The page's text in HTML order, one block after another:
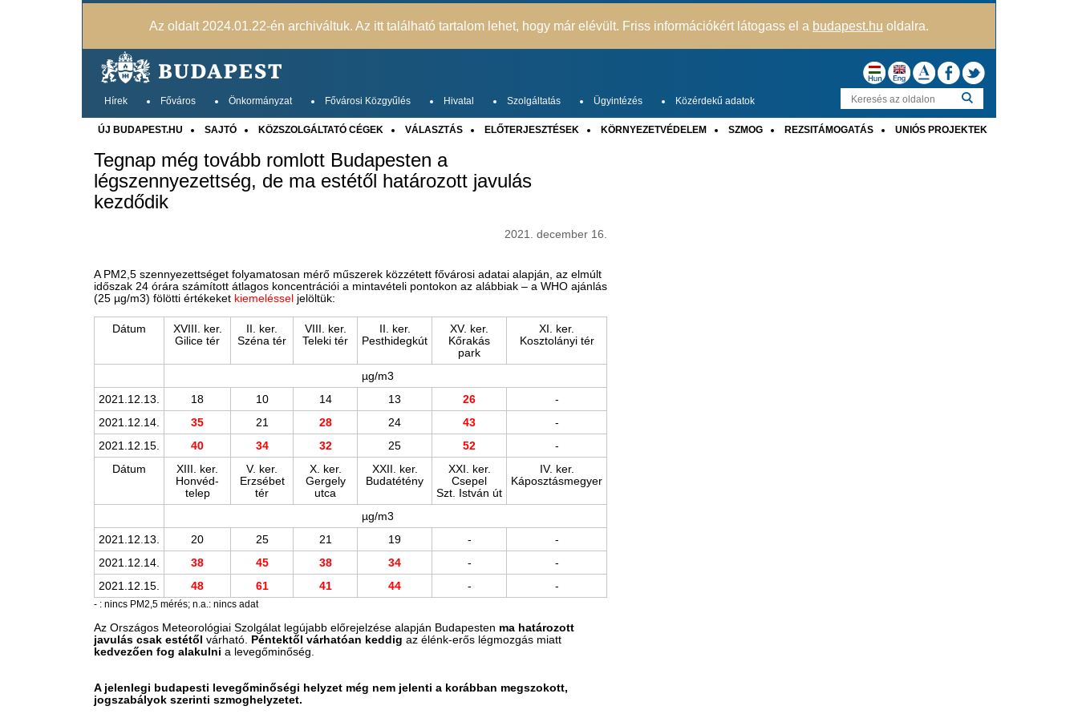
Az oldalt 2024.01.22-én archiváltuk. Az itt található tartalom lehet, hogy már elévült. Friss információkért látogass el a budapest.hu oldalra.
Hírek Főváros Önkormányzat Fővárosi Közgyűlés Hivatal Szolgáltatás Ügyintézés Közérdekű adatok
ÚJ BUDAPEST.HU SAJTÓ KÖZSZOLGÁLTATÓ CÉGEK VÁLASZTÁS ELŐTERJESZTÉSEK KÖRNYEZETVÉDELEM SZMOG REZSITÁMOGATÁS UNIÓS PROJEKTEK
Tegnap még tovább romlott Budapesten a
légszennyezettség, de ma estétől határozott javulás
kezdődik
2021. december 16.
A PM2,5 szennyezettséget folyamatosan mérő műszerek közzétett fővárosi adatai alapján, az elmúlt
időszak 24 órára számított átlagos koncentrációi a mintavételi pontokon az alábbiak – a WHO ajánlás
(25 µg/m3) fölötti értékeket kiemeléssel jelöltük:
Dátum
XVIII. ker.
Gilice tér
II. ker.
Széna tér
VIII. ker.
Teleki tér
II. ker.
Pesthidegkút
XV. ker.
Kőrakás
park
XI. ker.
Kosztolányi tér
µg/m3 ​ ​ ​ ​ ​
2021.12.13.
18 10 14 13 26
-
2021.12.14.
35 21 28 24 43
-
2021.12.15.
40 34 32 25 52
-
Dátum
XIII. ker.
Honvéd-
telep
V. ker.
Erzsébet
tér
X. ker.
Gergely
utca
XXII. ker.
Budatétény
XXI. ker.
Csepel
Szt. István út
IV. ker.
Káposztásmegyer
​µg/m3 ​ ​ ​ ​ ​
2021.12.13.
20 25 21 19 -
-
2021.12.14.
38 45 38 34 -
-
2021.12.15.
48 61 41 44 - -
- : nincs PM2,5 mérés; n.a.: nincs adat
Az Országos Meteorológiai Szolgálat legújabb előrejelzése alapján Budapesten ma határozott
javulás csak estétől várható. Péntektől várhatóan keddig az élénk-erős légmozgás miatt
kedvezően fog alakulni a levegőminőség.
A jelenlegi budapesti levegőminőségi helyzet még nem jelenti a korábban megszokott,
jogszabályok szerinti szmoghelyzetet.